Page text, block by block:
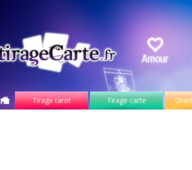
Tirage tarot Tirage carte